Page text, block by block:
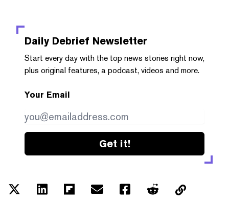
Daily Debrief Newsletter
Start every day with the top news stories right now,
plus original features, a podcast, videos and more.
Your Email
Get it!